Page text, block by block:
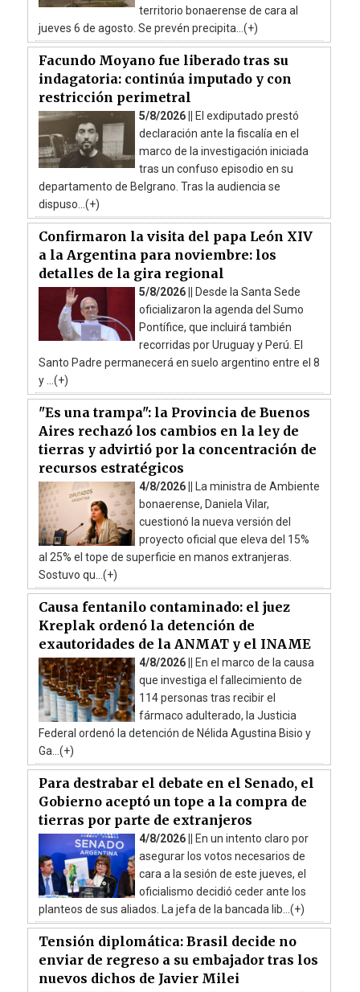
territorio bonaerense de cara al
jueves 6 de agosto. Se prevén precipita...(+)
Facundo Moyano fue liberado tras su
indagatoria: continúa imputado y con
restricción perimetral
5/8/2026 ||
El exdiputado prestó
declaración ante la fiscalía en el
marco de la investigación iniciada
tras un confuso episodio en su
departamento de Belgrano. Tras la audiencia se
dispuso...(+)
Confirmaron la visita del papa León XIV
a la Argentina para noviembre: los
detalles de la gira regional
5/8/2026 ||
Desde la Santa Sede
oficializaron la agenda del Sumo
Pontífice, que incluirá también
recorridas por Uruguay y Perú. El
Santo Padre permanecerá en suelo argentino entre el 8
y ...(+)
"Es una trampa": la Provincia de Buenos
Aires rechazó los cambios en la ley de
tierras y advirtió por la concentración de
recursos estratégicos
4/8/2026 ||
La ministra de Ambiente
bonaerense, Daniela Vilar,
cuestionó la nueva versión del
proyecto oficial que eleva del 15%
al 25% el tope de superficie en manos extranjeras.
Sostuvo qu...(+)
Causa fentanilo contaminado: el juez
Kreplak ordenó la detención de
exautoridades de la ANMAT y el INAME
4/8/2026 ||
En el marco de la causa
que investiga el fallecimiento de
114 personas tras recibir el
fármaco adulterado, la Justicia
Federal ordenó la detención de Nélida Agustina Bisio y
Ga...(+)
Para destrabar el debate en el Senado, el
Gobierno aceptó un tope a la compra de
tierras por parte de extranjeros
4/8/2026 ||
En un intento claro por
asegurar los votos necesarios de
cara a la sesión de este jueves, el
oficialismo decidió ceder ante los
planteos de sus aliados. La jefa de la bancada lib...(+)
Tensión diplomática: Brasil decide no
enviar de regreso a su embajador tras los
nuevos dichos de Javier Milei